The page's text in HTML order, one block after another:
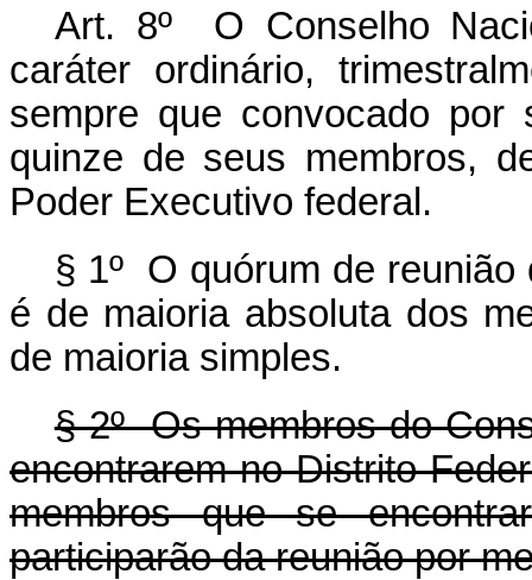
Art. 8º O Conselho
caráter ordinário,
sempre que convocado
quinze de seus membros,
Poder Executivo federal.
§ 1º O quórum de
é de maioria absoluta dos
de maioria simples.
§ 2º Os membros do
encontrarem no Distrito
membros que se
participarão da reunião por